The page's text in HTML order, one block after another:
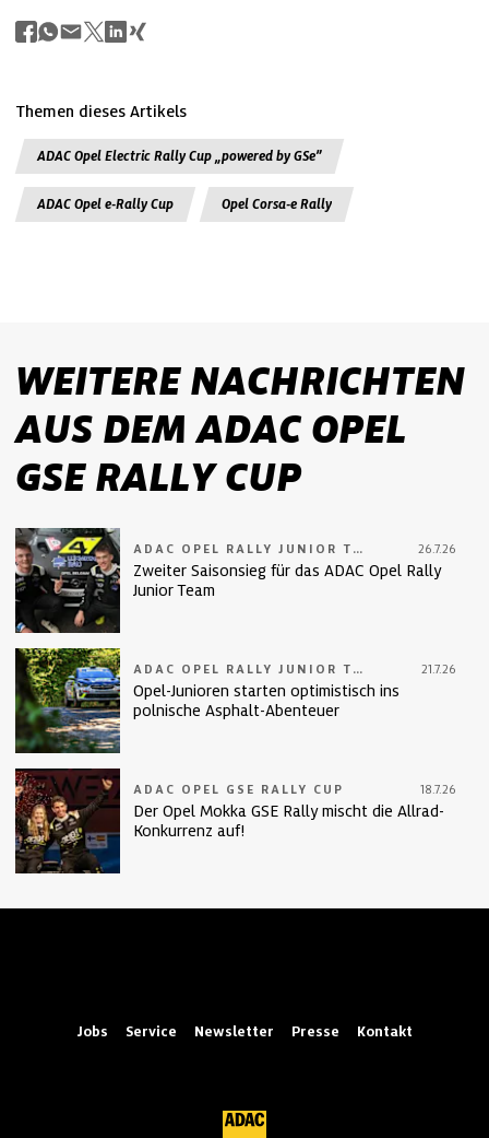
Themen dieses Artikels
ADAC Opel Electric Rally Cup „powered by GSe”
ADAC Opel e-Rally Cup Opel Corsa-e Rally
WEITERE NACHRICHTEN
AUS DEM ADAC OPEL
GSE RALLY CUP
ADAC OPEL RALLY JUNIOR TEAM 26.7.26
Zweiter Saisonsieg für das ADAC Opel Rally
Junior Team
ADAC OPEL RALLY JUNIOR TEAM 21.7.26
Opel-Junioren starten optimistisch ins
polnische Asphalt-Abenteuer
ADAC OPEL GSE RALLY CUP 18.7.26
Der Opel Mokka GSE Rally mischt die Allrad-
Konkurrenz auf!
Jobs Service Newsletter Presse Kontakt